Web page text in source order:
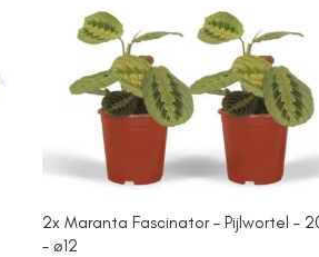
2x Maranta Fascinator – Pijlwortel –
– ø12